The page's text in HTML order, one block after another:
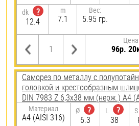
dk
?
12.4
m
7.1
Вес:
5.95 гр.
96р.
Саморез по металлу с
головкой и крестообразным
DIN 7983 Z 6,3х38 мм (нерж.) A4
Материал
A4 (AISI 316)
Ø
?
6.3
L
?
38
S